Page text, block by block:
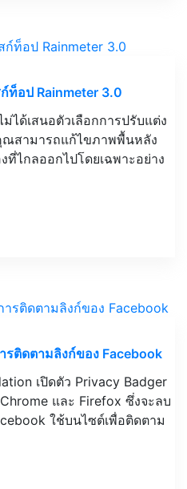
ท็อป Rainmeter 3.0
ได้เสนอตัวเลือกการปรับแต่ง
สามารถแก้ไขภาพพื้นหลัง
ที่ไกลออกไปโดยเฉพาะอย่าง
รติดตามลิงก์ของ Facebook
เปิดตัว Privacy Badger
และ Firefox ซึ่งจะลบ
ใช้บนไซต์เพื่อติดตาม